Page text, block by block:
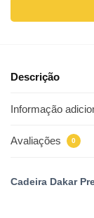
Descrição
Informação
Avaliações 0
Cadeira Dakar